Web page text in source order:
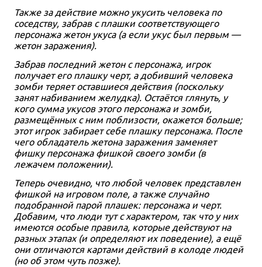
Также за действие можно укусить человека по
соседству, забрав с плашки соответствующего
персонажа жетон укуса (а если укус был первым —
жетон заражения).
Забрав последний жетон с персонажа, игрок
получает его плашку черт, а добивший человека
зомби теряет оставшиеся действия (поскольку
занят набиванием желудка). Остаётся глянуть, у
кого сумма укусов этого персонажа и зомби,
размещённых с ним поблизости, окажется больше;
этот игрок забирает себе плашку персонажа. После
чего обладатель жетона заражения заменяет
фишку персонажа фишкой своего зомби (в
лежачем положении).
Теперь очевидно, что любой человек представлен
фишкой на игровом поле, а также случайно
подобранной парой плашек: персонажа и черт.
Добавим, что люди тут с характером, так что у них
имеются особые правила, которые действуют на
разных этапах (и определяют их поведение), а ещё
они отличаются картами действий в колоде людей
(но об этом чуть позже).